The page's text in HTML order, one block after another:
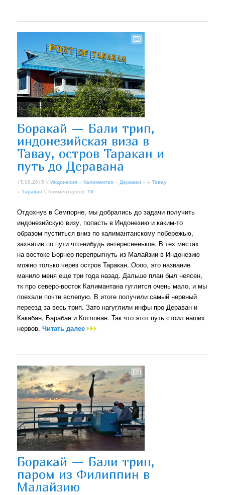
Боракай — Бали трип,
индонезийская виза в
Тавау, остров Таракан и
путь до Деравана
15.06.2015 //Индонезия »Калимантан » Дераван » +Тавау
+Таракан // Комментариев:19
Отдохнув в Семпорне, мы добрались до задачи получить
индонезийскую визу, попасть в Индонезию и каким-то
образом пуститься вниз по калимантанскому побережью,
захватив по пути что-нибудь интересненькое. В тех местах
на востоке Борнео перепрыгнуть из Малайзии в Индонезию
можно только через остров Таракан. Оооо, это название
манило меня еще три года назад. Дальше план был неясен,
тк про северо-восток Калимантана гуглится очень мало, и мы
поехали почти вслепую. В итоге получили самый нервный
переезд за весь трип. Зато нагуглили инфы про Дераван и
Какабан,Барабан и Котлован. Так что этот путь стоил наших
нервов.Читать далее
Боракай — Бали трип,
паром из Филиппин в
Малайзию